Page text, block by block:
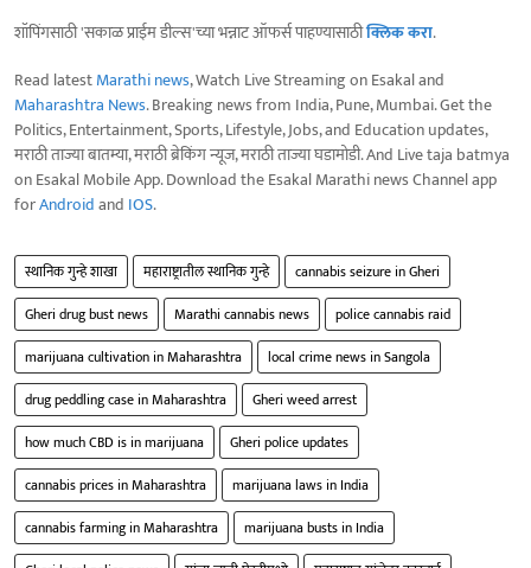
शॉपिंगसाठी 'सकाळ प्राईम डील्स'च्या भन्नाट ऑफर्स पाहण्यासाठीक्लिक करा.
Read latestMarathi news, Watch Live Streaming on Esakal and
Maharashtra News. Breaking news from India, Pune, Mumbai. Get the
Politics, Entertainment, Sports, Lifestyle, Jobs, and Education updates,
मराठी ताज्या बातम्या, मराठी ब्रेकिंग न्यूज, मराठी ताज्या घडामोडी. And Live taja batmya
on Esakal Mobile App. Download the Esakal Marathi news Channel app
forAndroidand IOS.
स्थानिक गुन्हे शाखा महाराष्ट्रातील स्थानिक गुन्हे
cannabis seizure in Gheri
Gheri drug bust news
Marathi cannabis news
police cannabis raid
marijuana cultivation in Maharashtra
local crime news in Sangola
drug peddling case in Maharashtra
Gheri weed arrest
how much CBD is in marijuana
Gheri police updates
cannabis prices in Maharashtra
marijuana laws in India
cannabis farming in Maharashtra
marijuana busts in India